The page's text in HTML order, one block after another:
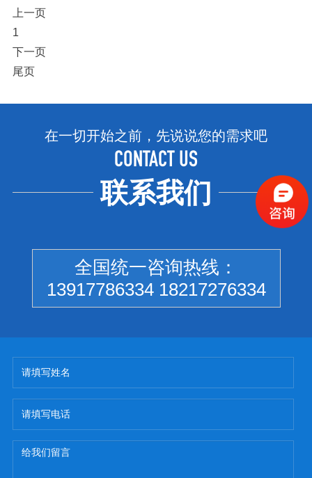
上一页
1
下一页
尾页
在一切开始之前，先说说您的需求吧
CONTACT US
联系我们
全国统一咨询热线：
13917786334 18217276334